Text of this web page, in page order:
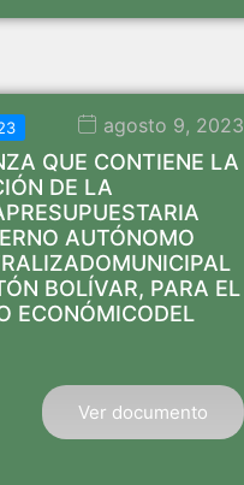
agosto 9, 2023
QUE CONTIENE LA
DE LA
AUTÓNOMO
BOLÍVAR, PARA EL
ECONÓMICODEL
Ver documento